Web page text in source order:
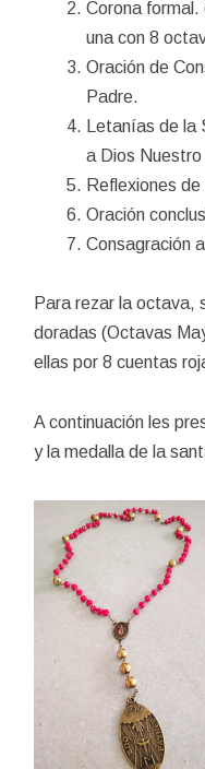
Corona
una con 8
Oración de
Padre.
Letanías de
a Dios
Reflexiones
Oración
Consagración
Para rezar la octava,
doradas (Octavas
ellas por 8 cuentas
A continuación les
y la medalla de la